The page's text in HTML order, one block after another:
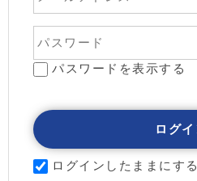
パスワードを表示する
ログインしたままにする